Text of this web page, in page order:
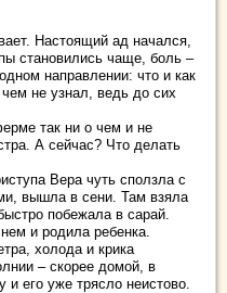
Настоящий ад начался,
становились чаще, боль –
направлении: что и как
не узнал, ведь до сих
так ни о чем и не
А сейчас? Что делать
Вера чуть сползла с
вышла в сени. Там взяла
побежала в сарай.
и родила ребенка.
холода и крика
– скорее домой, в
и его уже трясло неистово.